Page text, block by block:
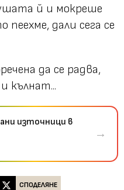
й и мокреше
дали сега се
да се радва,
кълнат...
източници в
→
СПОДЕЛЯНЕ